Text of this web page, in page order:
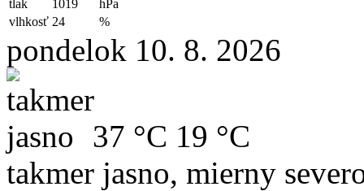
tlak
1019
hPa
vlhkosť 24 %
pondelok 10. 8. 2026
37 °C 19 °C
takmer jasno, mierny